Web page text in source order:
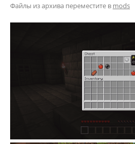
Файлы из архива переместите в mods